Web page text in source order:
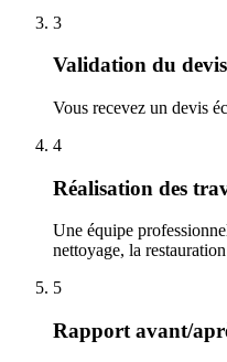
3
Validation du devis
Vous recevez un devis
4
Réalisation des
Une équipe
nettoyage, la
5
Rapport avant/